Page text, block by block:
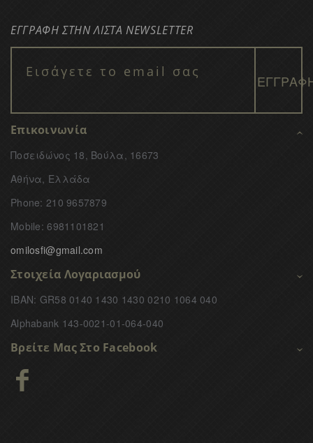
ΕΓΓΡΑΦΗ ΣΤΗΝ ΛΙΣΤΑ NEWSLETTER
Επικοινωνία
Ποσειδώνος 18, Βούλα, 16673
Αθήνα, Ελλάδα
Phone: 210 9657879
Mobile: 6981101821
omilosfi@gmail.com
Στοιχεία Λογαριασμού
IBAN: GR58 0140 1430 1430 0210 1064 040
Alphabank 143-0021-01-064-040
Βρείτε Μας Στο Facebook